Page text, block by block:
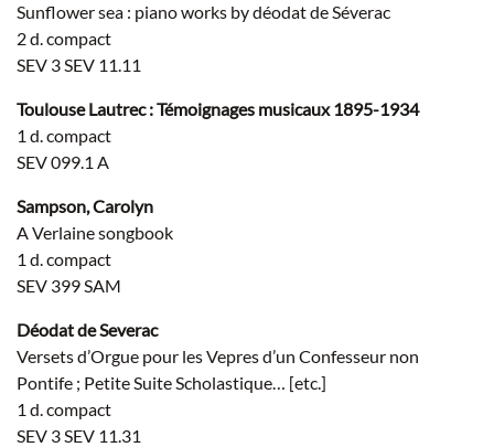
Sunflower sea : piano works by déodat de Séverac
2 d. compact
SEV 3 SEV 11.11
Toulouse Lautrec : Témoignages musicaux 1895-1934
1 d. compact
SEV 099.1 A
Sampson, Carolyn
A Verlaine songbook
1 d. compact
SEV 399 SAM
Déodat de Severac
Versets d’Orgue pour les Vepres d’un Confesseur non
Pontife ; Petite Suite Scholastique… [etc.]
1 d. compact
SEV 3 SEV 11.31